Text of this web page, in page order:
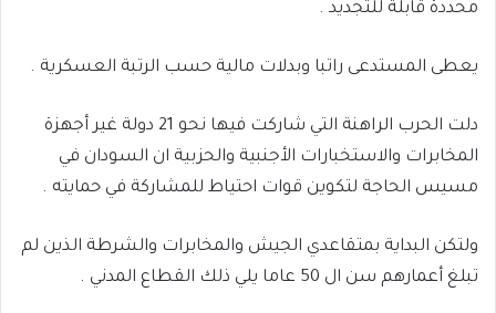
محددة قابلة للتجديد .
يعطى المستدعى راتبا وبدلات مالية حسب الرتبة العسكرية .
دلت الحرب الراهنة التي شاركت فيها نحو 21 دولة غير أجهزة
المخابرات والاستخبارات الأجنبية والحزبية ان السودان في
مسيس الحاجة لتكوين قوات احتياط للمشاركة في حمايته .
ولتكن البداية بمتقاعدي الجيش والمخابرات والشرطة الذين لم
تبلغ أعمارهم سن ال 50 عاما يلي ذلك القطاع المدني .